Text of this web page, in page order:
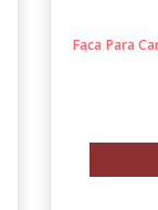
Faca Para